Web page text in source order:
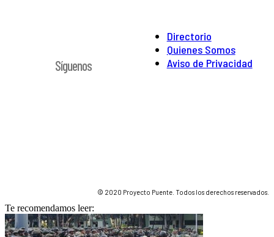
Directorio
Quienes Somos
Aviso de Privacidad
Síguenos
© 2020 Proyecto Puente. Todos los derechos reservados.
Te recomendamos leer: